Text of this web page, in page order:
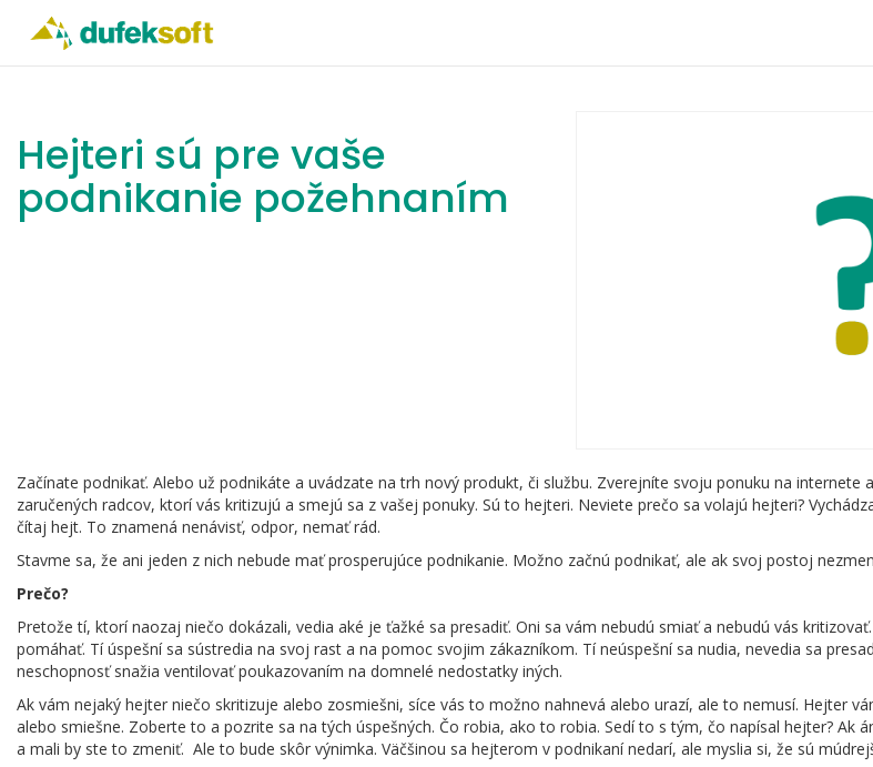
Hejteri sú pre vaše
podnikanie požehnaním
Začínate podnikať. Alebo už podnikáte a uvádzate na trh nový produkt, či službu. Zverejníte svoju ponuku na internete
zaručených radcov, ktorí vás kritizujú a smejú sa z vašej ponuky. Sú to hejteri. Neviete prečo sa volajú hejteri?
čítaj hejt. To znamená nenávisť, odpor, nemať rád.
Stavme sa, že ani jeden z nich nebude mať prosperujúce podnikanie. Možno začnú podnikať, ale ak svoj postoj
Prečo?
Pretože tí, ktorí naozaj niečo dokázali, vedia aké je ťažké sa presadiť. Oni sa vám nebudú smiať a nebudú vás
pomáhať. Tí úspešní sa sústredia na svoj rast a na pomoc svojim zákazníkom. Tí neúspešní sa nudia, nevedia sa
neschopnosť snažia ventilovať poukazovaním na domnelé nedostatky iných.
Ak vám nejaký hejter niečo skritizuje alebo zosmiešni, síce vás to možno nahnevá alebo urazí, ale to nemusí. Hejter
alebo smiešne. Zoberte to a pozrite sa na tých úspešných. Čo robia, ako to robia. Sedí to s tým, čo napísal hejter? Ak
a mali by ste to zmeniť. Ale to bude skôr výnimka. Väčšinou sa hejterom v podnikaní nedarí, ale myslia si, že sú